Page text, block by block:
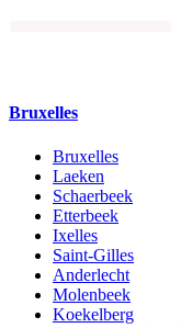
Bruxelles
Bruxelles
Laeken
Schaerbeek
Etterbeek
Ixelles
Saint-Gilles
Anderlecht
Molenbeek
Koekelberg